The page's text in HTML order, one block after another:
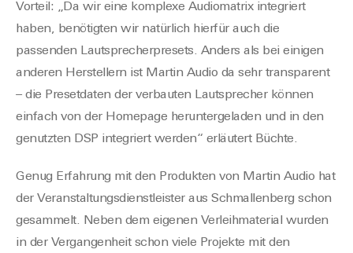
Vorteil: „Da wir eine komplexe Audiomatrix integriert
haben, benötigten wir natürlich hierfür auch die
passenden Lautsprecherpresets. Anders als bei einigen
anderen Herstellern ist Martin Audio da sehr transparent
– die Presetdaten der verbauten Lautsprecher können
einfach von der Homepage heruntergeladen und in den
genutzten DSP integriert werden“ erläutert Büchte.
Genug Erfahrung mit den Produkten von Martin Audio hat
der Veranstaltungsdienstleister aus Schmallenberg schon
gesammelt. Neben dem eigenen Verleihmaterial wurden
in der Vergangenheit schon viele Projekte mit den